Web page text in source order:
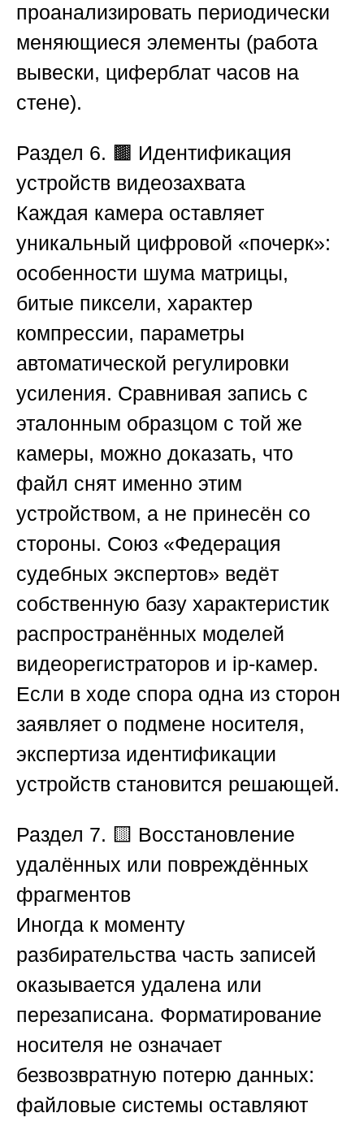
проанализировать периодически
меняющиеся элементы (работа
вывески, циферблат часов на
стене).
Раздел 6. 🟫 Идентификация
устройств видеозахвата
Каждая камера оставляет
уникальный цифровой «почерк»:
особенности шума матрицы,
битые пиксели, характер
компрессии, параметры
автоматической регулировки
усиления. Сравнивая запись с
эталонным образцом с той же
камеры, можно доказать, что
файл снят именно этим
устройством, а не принесён со
стороны. Союз «Федерация
судебных экспертов» ведёт
собственную базу характеристик
распространённых моделей
видеорегистраторов и ip-камер.
Если в ходе спора одна из сторон
заявляет о подмене носителя,
экспертиза идентификации
устройств становится решающей.
Раздел 7. 🟨 Восстановление
удалённых или повреждённых
фрагментов
Иногда к моменту
разбирательства часть записей
оказывается удалена или
перезаписана. Форматирование
носителя не означает
безвозвратную потерю данных:
файловые системы оставляют